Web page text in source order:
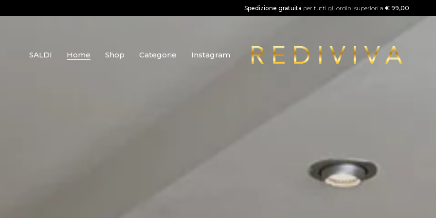
Spedizione gratuita per tutti gli ordini superiori a€ 99,00
SALDI Home Shop Categorie Instagram